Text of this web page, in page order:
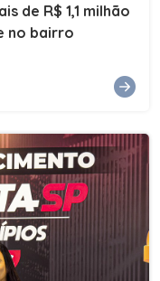
de R$ 1,1 milhão
no bairro